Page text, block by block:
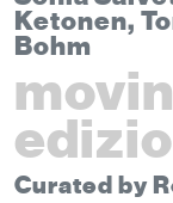
Ketonen,
Bohm
Curated by